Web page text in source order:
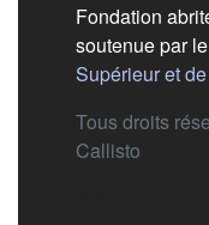
Fondation
soutenue par le
Supérieur et
Tous droits
Callisto